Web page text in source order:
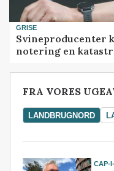
GRISE
Svineproducenter
notering en
FRA VORES
LANDBRUGNORD
CAP-